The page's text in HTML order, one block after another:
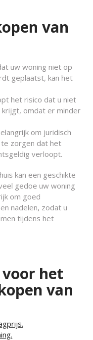
van
uw woning niet op
geplaatst, kan het
het risico dat u niet
omdat er minder
om juridisch
zorgen dat het
verloopt.
kan een geschikte
gedoe uw woning
om goed
nadelen, zodat u
tijdens het
voor het
van